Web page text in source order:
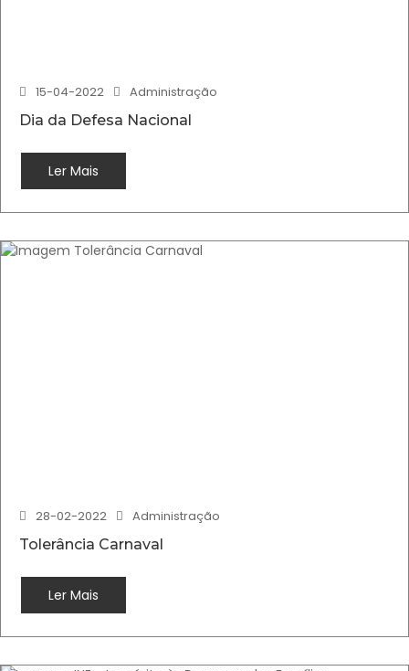
15-04-2022
Administração
Dia da Defesa Nacional
Ler Mais
28-02-2022
Administração
Tolerância Carnaval
Ler Mais